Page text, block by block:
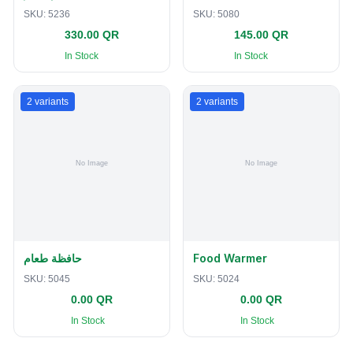
SKU: 5236
330.00 QR
In Stock
SKU: 5080
145.00 QR
In Stock
2 variants
حافظة طعام
SKU: 5045
0.00 QR
In Stock
2 variants
Food Warmer
SKU: 5024
0.00 QR
In Stock